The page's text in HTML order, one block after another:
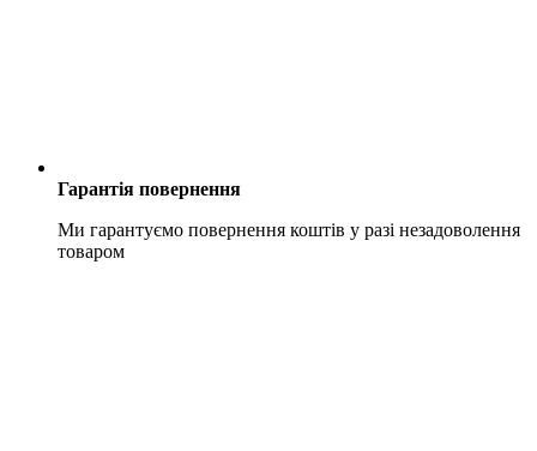
Гарантія повернення
Ми гарантуємо повернення коштів у разі незадоволення
товаром